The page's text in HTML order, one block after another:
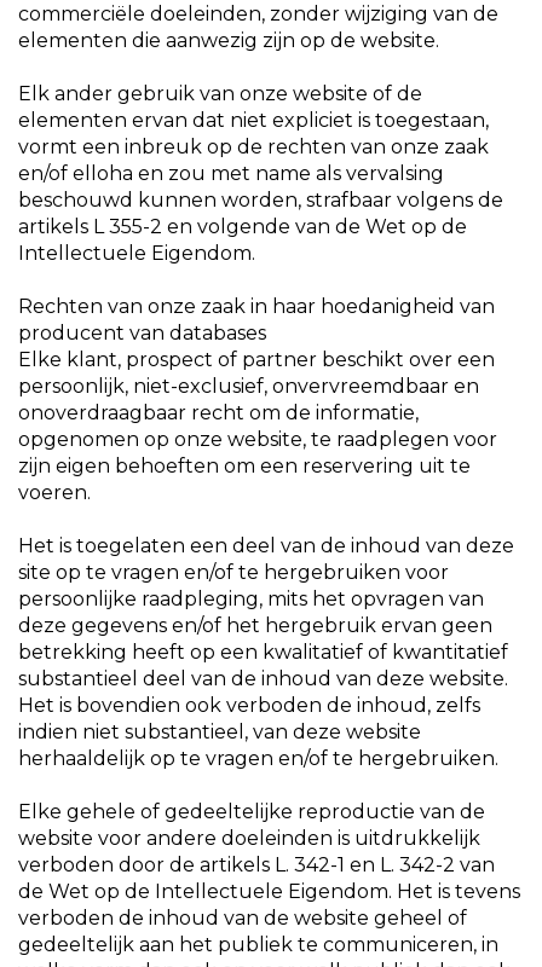
commerciële doeleinden, zonder wijziging van de
elementen die aanwezig zijn op de website.
Elk ander gebruik van onze website of de
elementen ervan dat niet expliciet is toegestaan,
vormt een inbreuk op de rechten van onze zaak
en/of elloha en zou met name als vervalsing
beschouwd kunnen worden, strafbaar volgens de
artikels L 355-2 en volgende van de Wet op de
Intellectuele Eigendom.
Rechten van onze zaak in haar hoedanigheid van
producent van databases
Elke klant, prospect of partner beschikt over een
persoonlijk, niet-exclusief, onvervreemdbaar en
onoverdraagbaar recht om de informatie,
opgenomen op onze website, te raadplegen voor
zijn eigen behoeften om een reservering uit te
voeren.
Het is toegelaten een deel van de inhoud van deze
site op te vragen en/of te hergebruiken voor
persoonlijke raadpleging, mits het opvragen van
deze gegevens en/of het hergebruik ervan geen
betrekking heeft op een kwalitatief of kwantitatief
substantieel deel van de inhoud van deze website.
Het is bovendien ook verboden de inhoud, zelfs
indien niet substantieel, van deze website
herhaaldelijk op te vragen en/of te hergebruiken.
Elke gehele of gedeeltelijke reproductie van de
website voor andere doeleinden is uitdrukkelijk
verboden door de artikels L. 342-1 en L. 342-2 van
de Wet op de Intellectuele Eigendom. Het is tevens
verboden de inhoud van de website geheel of
gedeeltelijk aan het publiek te communiceren, in